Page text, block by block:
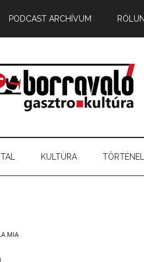
PODCAST ARCHÍVUM
ITAL KULTÚRA
MIA